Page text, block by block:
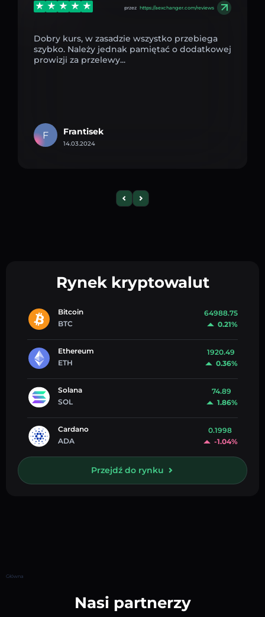
przez https://aexchanger.com/reviews
Dobry kurs, w zasadzie wszystko przebiega
szybko. Należy jednak pamiętać o dodatkowej
prowizji za przelewy...
F Frantisek
14.03.2024
Rynek kryptowalut
Bitcoin
BTC
64988.75
0.21%
Ethereum
ETH
1920.49
0.36%
Solana
SOL
74.89
1.86%
Cardano
ADA
0.1998
-1.04%
Przejdź do rynku
Główna
Nasi partnerzy